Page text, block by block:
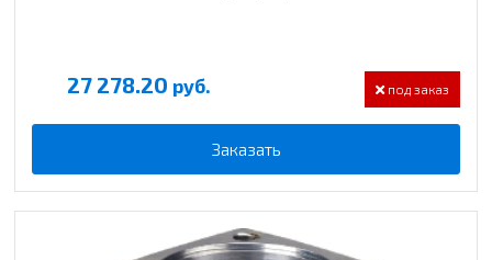
27 278.20 руб. под заказ
Заказать